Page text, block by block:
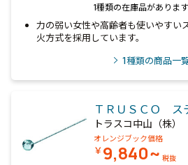
1種類の在庫品があります
力の弱い女性や高齢者も使いやすい
火方式を採用しています。
1種類の商品一
ＴＲＵＳＣＯ ス
トラスコ中山（株）
オレンジブック価格
￥9,840~ 税抜